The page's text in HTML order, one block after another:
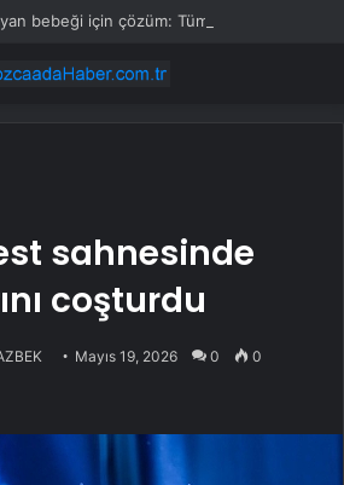
sahnesinde
coşturdu
Mayıs 19, 2026 0 0